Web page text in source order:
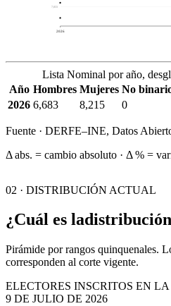
7,833
2026
Lista Nominal por año,
Año Hombres Mujeres No
2026 6,683 8,215 0
Fuente · DERFE–INE, Datos
Δ abs. = cambio absoluto · Δ % =
02 · DISTRIBUCIÓN ACTUAL
¿Cuál es la
Pirámide por rangos quinquenales.
corresponden al corte vigente.
ELECTORES INSCRITOS EN
9 DE JULIO DE 2026